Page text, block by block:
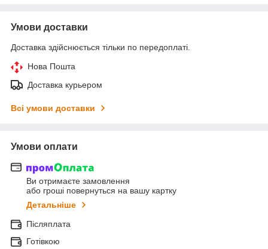
Умови доставки
Доставка здійснюється тільки по передоплаті.
Нова Пошта
Доставка курьером
Всі умови доставки
Умови оплати
Ви отримаєте замовлення
або гроші повернуться на вашу картку
Детальніше
Післяплата
Готівкою